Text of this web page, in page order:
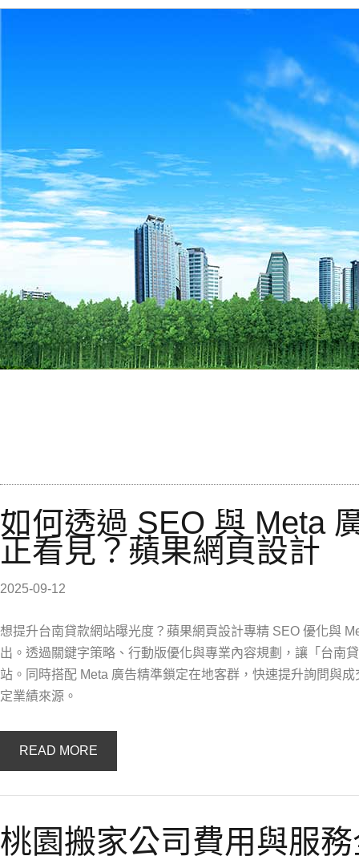
如何透過 SEO 與 Meta
正看見？蘋果網頁設計
2025-09-12
想提升台南貸款網站曝光度？蘋果網頁設計專精 SEO 優化與
出。透過關鍵字策略、行動版優化與專業內容規劃，讓「台南
站。同時搭配 Meta 廣告精準鎖定在地客群，快速提升詢問與
定業績來源。
READ MORE
桃園搬家公司費用與服